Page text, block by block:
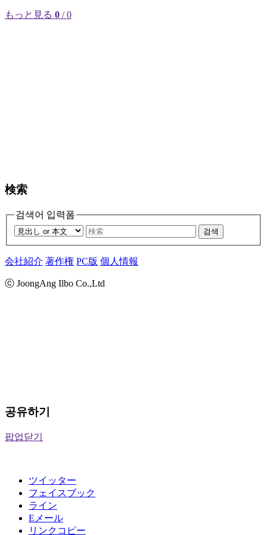
もっと見る 0 / 0
検索
검색어 입력폼
검색
会社紹介 著作権 PC版 個人情報
ⓒ JoongAng Ilbo Co.,Ltd
공유하기
팝업닫기
ツイッター
フェイスブック
ライン
Eメール
リンクコピー